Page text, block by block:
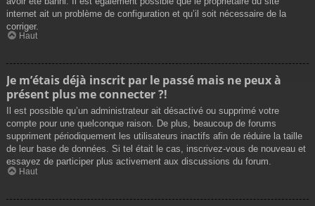
internet ait un problème de configuration et qu’il soit nécessaire de la
corriger.
Haut
Je m’étais déjà inscrit par le passé mais ne peux à
présent plus me connecter ?!
Il est possible qu’un administrateur ait désactivé ou supprimé votre
compte pour une quelconque raison. De plus, beaucoup de forums
suppriment périodiquement les utilisateurs inactifs afin de réduire la taille
de leur base de données. Si tel était le cas, inscrivez-vous de nouveau et
essayez de participer plus activement aux discussions du forum.
Haut